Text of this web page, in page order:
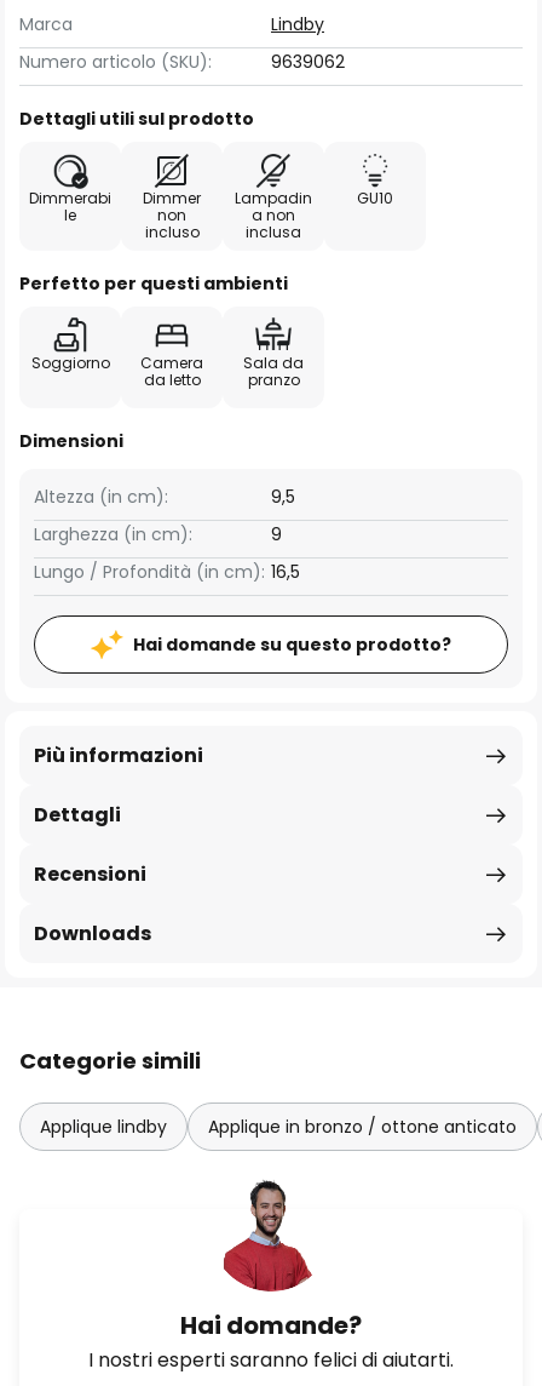
Marca
Lindby
Numero articolo (SKU):
9639062
Dettagli utili sul prodotto
Dimmerabi
le
Dimmer
non
incluso
Lampadin
a non
inclusa
GU10
Perfetto per questi ambienti
Soggiorno
Camera
da letto
Sala da
pranzo
Dimensioni
Larghezza (in cm): 9
Altezza (in cm): 9,5
Lungo / Profondità (in cm): 16,5
Hai domande su questo prodotto?
Dettagli
Più informazioni
Recensioni
Downloads
Categorie simili
Applique lindby Applique in bronzo / ottone anticato
Hai domande?
I nostri esperti saranno felici di aiutarti.